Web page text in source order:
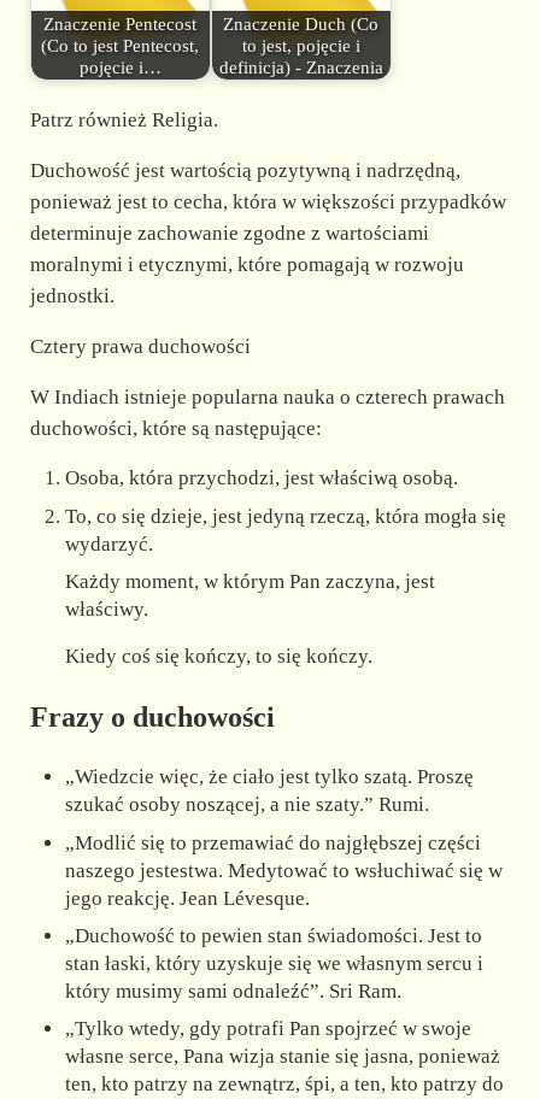
Znaczenie Pentecost
(Co to jest Pentecost,
pojęcie i…
Znaczenie Duch (Co
to jest, pojęcie i
definicja) - Znaczenia
Patrz również Religia.
Duchowość jest wartością pozytywną i nadrzędną,
ponieważ jest to cecha, która w większości przypadków
determinuje zachowanie zgodne z wartościami
moralnymi i etycznymi, które pomagają w rozwoju
jednostki.
Cztery prawa duchowości
W Indiach istnieje popularna nauka o czterech prawach
duchowości, które są następujące:
Osoba, która przychodzi, jest właściwą osobą.
To, co się dzieje, jest jedyną rzeczą, która mogła się
wydarzyć.
Każdy moment, w którym Pan zaczyna, jest
właściwy.
Kiedy coś się kończy, to się kończy.
Frazy o duchowości
„Wiedzcie więc, że ciało jest tylko szatą. Proszę
szukać osoby noszącej, a nie szaty.” Rumi.
„Modlić się to przemawiać do najgłębszej części
naszego jestestwa. Medytować to wsłuchiwać się w
jego reakcję. Jean Lévesque.
„Duchowość to pewien stan świadomości. Jest to
stan łaski, który uzyskuje się we własnym sercu i
który musimy sami odnaleźć”. Sri Ram.
„Tylko wtedy, gdy potrafi Pan spojrzeć w swoje
własne serce, Pana wizja stanie się jasna, ponieważ
ten, kto patrzy na zewnątrz, śpi, a ten, kto patrzy do